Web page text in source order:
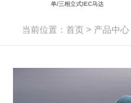
单/三相立式IEC马达
当前位置：首页 > 产品中心